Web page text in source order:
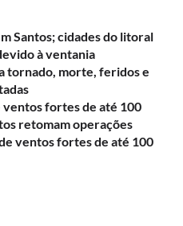
Santos; cidades do litoral
à ventania
tornado, morte, feridos e
ventos fortes de até 100
retomam operações
ventos fortes de até 100